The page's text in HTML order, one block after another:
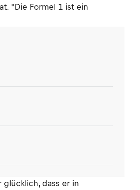
"Die Formel 1 ist ein
glücklich, dass er in